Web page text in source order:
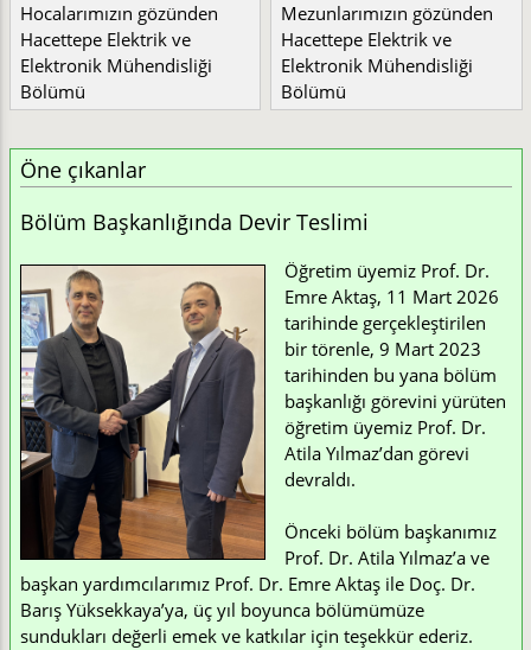
Hocalarımızın gözünden
Hacettepe Elektrik ve
Elektronik Mühendisliği
Bölümü
Mezunlarımızın gözünden
Hacettepe Elektrik ve
Elektronik Mühendisliği
Bölümü
Öne çıkanlar
Bölüm Başkanlığında Devir Teslimi
Öğretim üyemiz Prof. Dr.
Emre Aktaş, 11 Mart 2026
tarihinde gerçekleştirilen
bir törenle, 9 Mart 2023
tarihinden bu yana bölüm
başkanlığı görevini yürüten
öğretim üyemiz Prof. Dr.
Atila Yılmaz’dan görevi
devraldı.
Önceki bölüm başkanımız
Prof. Dr. Atila Yılmaz’a ve
başkan yardımcılarımız Prof. Dr. Emre Aktaş ile Doç. Dr.
Barış Yüksekkaya’ya, üç yıl boyunca bölümümüze
sundukları değerli emek ve katkılar için teşekkür ederiz.